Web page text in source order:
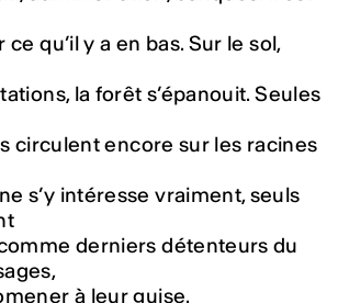
qu’il y a en bas. Sur le sol,
la forêt s’épanouit. Seules
circulent encore sur les racines
s’y intéresse vraiment, seuls
derniers détenteurs du
à leur guise.